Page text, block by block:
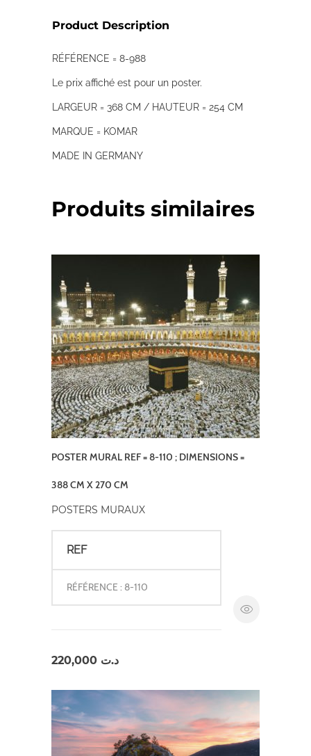
Product Description
RÉFÉRENCE = 8-988
Le prix affiché est pour un poster.
LARGEUR = 368 CM / HAUTEUR = 254 CM
MARQUE = KOMAR
MADE IN GERMANY
Produits similaires
POSTER MURAL REF = 8-110 ; DIMENSIONS =
388 CM X 270 CM
POSTERS MURAUX
REF
RÉFÉRENCE : 8-110
د.ت